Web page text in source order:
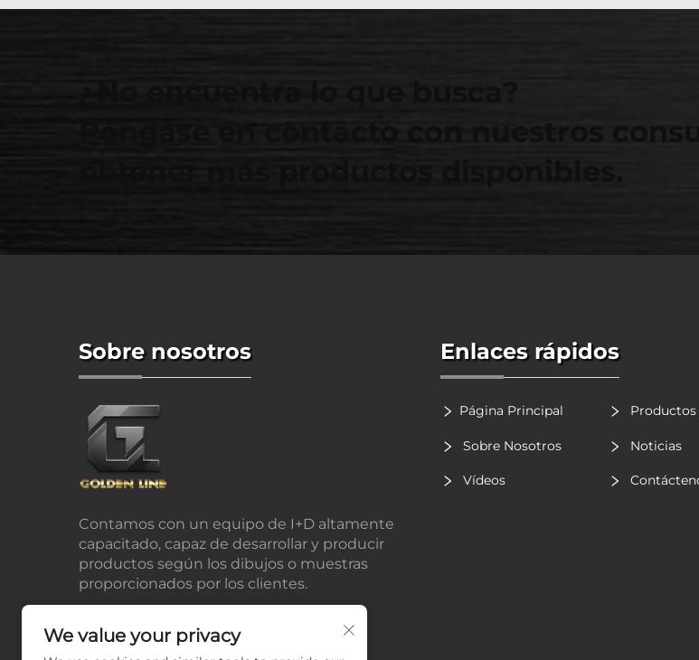
Póngase en contacto con nuestros
Sobre nosotros
Contamos con un equipo de I+D altamente
capacitado, capaz de desarrollar y producir
productos según los dibujos o muestras
proporcionados por los clientes.
Enlaces rápidos
Página Principal Productos
Sobre Nosotros Noticias
Vídeos
We value your privacy